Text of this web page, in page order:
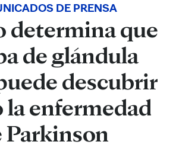
DE PRENSA
determina que
de glándula
descubrir
enfermedad
Parkinson